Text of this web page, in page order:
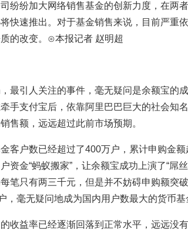
纷纷加大网络销售基金的创新力度，在两
快速推出。对于基金销售来说，目前严重
的改变。⊙本报记者 赵明超
最引人关注的事件，毫无疑问是余额宝的
手支付宝后，依靠阿里巴巴巨大的社会知
售额，远远超过此前市场预期。
客户数已经超过了400万户，累计申购金
资金“蚂蚁搬家”，让余额宝成功上演了“屌丝
笔只有两三千元，但是并不妨碍申购额突
，毫无疑问地成为国内用户数最大的货币基
收益率已经逐渐回落到正常水平，远远没